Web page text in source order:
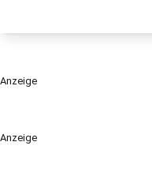
Anzeige
Anzeige